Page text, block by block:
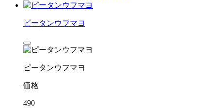
ピータンウフマヨ
ピータンウフマヨ
価格
490